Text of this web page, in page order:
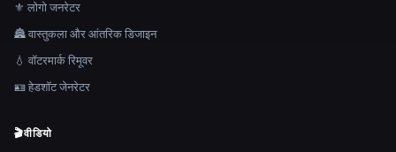
⚜️ लोगो जनरेटर
🏯 वास्तुकला और आंतरिक डिजाइन
💧 वॉटरमार्क रिमूवर
🪪 हेडशॉट जेनरेटर
🎬वीडियो